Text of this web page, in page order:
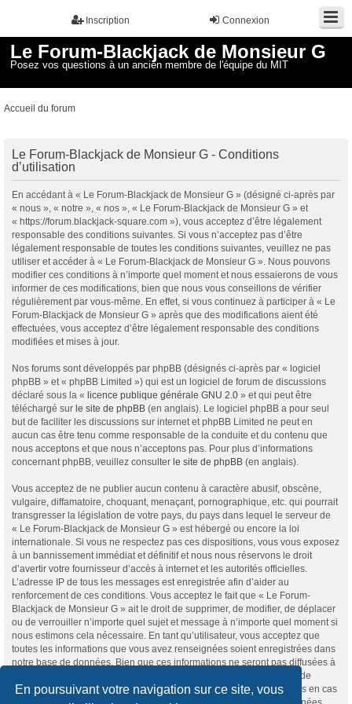
En poursuivant votre navigation sur ce site, vous
Connexion
Inscription
Le Forum-Blackjack de Monsieur G
Posez vos questions à un ancien membre de l'équipe du MIT
Accueil du forum
Le Forum-Blackjack de Monsieur G - Conditions
d’utilisation
En accédant à « Le Forum-Blackjack de Monsieur G » (désigné ci-après par
« nous », « notre », « nos », « Le Forum-Blackjack de Monsieur G » et
« https://forum.blackjack-square.com »), vous acceptez d’être légalement
responsable des conditions suivantes. Si vous n’acceptez pas d’être
légalement responsable de toutes les conditions suivantes, veuillez ne pas
utiliser et accéder à « Le Forum-Blackjack de Monsieur G ». Nous pouvons
modifier ces conditions à n’importe quel moment et nous essaierons de vous
informer de ces modifications, bien que nous vous conseillons de vérifier
régulièrement par vous-même. En effet, si vous continuez à participer à « Le
Forum-Blackjack de Monsieur G » après que des modifications aient été
effectuées, vous acceptez d’être légalement responsable des conditions
modifiées et mises à jour.
Nos forums sont développés par phpBB (désignés ci-après par « logiciel
phpBB » et « phpBB Limited ») qui est un logiciel de forum de discussions
déclaré sous la « licence publique générale GNU 2.0 » et qui peut être
téléchargé sur le site de phpBB (en anglais). Le logiciel phpBB a pour seul
but de faciliter les discussions sur internet et phpBB Limited ne peut en
aucun cas être tenu comme responsable de la conduite et du contenu que
nous acceptons et que nous n’acceptons pas. Pour plus d’informations
concernant phpBB, veuillez consulter le site de phpBB (en anglais).
Vous acceptez de ne publier aucun contenu à caractère abusif, obscène,
vulgaire, diffamatoire, choquant, menaçant, pornographique, etc. qui pourrait
transgresser la législation de votre pays, du pays dans lequel le serveur de
« Le Forum-Blackjack de Monsieur G » est hébergé ou encore la loi
internationale. Si vous ne respectez pas ces dispositions, vous vous exposez
à un bannissement immédiat et définitif et nous nous réservons le droit
d’avertir votre fournisseur d’accès à internet et les autorités officielles.
L’adresse IP de tous les messages est enregistrée afin d’aider au
renforcement de ces conditions. Vous acceptez le fait que « Le Forum-
Blackjack de Monsieur G » ait le droit de supprimer, de modifier, de déplacer
ou de verrouiller n’importe quel sujet et message à n’importe quel moment si
nous estimons cela nécessaire. En tant qu’utilisateur, vous acceptez que
toutes les informations que vous avez renseignées soient enregistrées dans
notre base de données. Bien que ces informations ne seront pas diffusées à
une tierce partie sans votre consentement, ni « Le Forum-Blackjack de
Monsieur G », ni phpBB, ne pourront être tenus comme responsables en cas